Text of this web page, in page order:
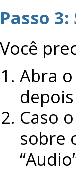
Passo
Você
Abra
Caso
sobre